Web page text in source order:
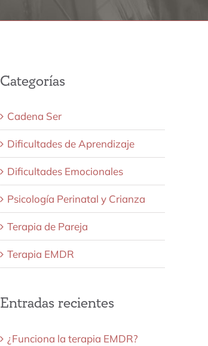
Categorías
Cadena Ser
Dificultades de Aprendizaje
Dificultades Emocionales
Psicología Perinatal y Crianza
Terapia de Pareja
Terapia EMDR
Entradas recientes
¿Funciona la terapia EMDR?